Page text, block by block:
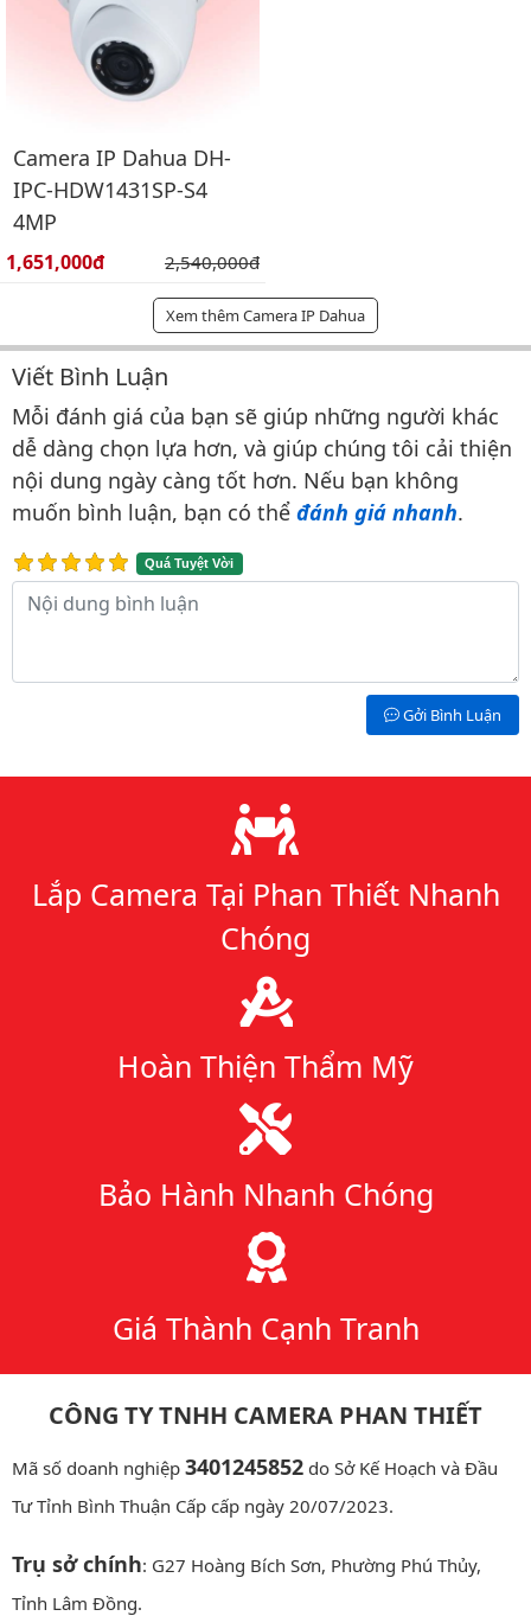
Camera IP Dahua DH-
IPC-HDW1431SP-S4
4MP
Giá bán:
1,651,000đ Giá gốc:
2,540,000đ
Xem thêm Camera IP Dahua
Bình luận & Đánh giá
Viết Bình Luận
Mỗi đánh giá của bạn sẽ giúp những người khác
dễ dàng chọn lựa hơn, và giúp chúng tôi cải thiện
nội dung ngày càng tốt hơn. Nếu bạn không
muốn bình luận, bạn có thể đánh giá nhanh.
Quá Tuyệt Vời
Nội dung bình luận
Gởi Bình Luận
Lý do chọn chúng tôi
Lắp Camera Tại Phan Thiết Nhanh
Chóng
Hoàn Thiện Thẩm Mỹ
Bảo Hành Nhanh Chóng
Giá Thành Cạnh Tranh
CÔNG TY TNHH CAMERA PHAN THIẾT
Mã số doanh nghiệp 3401245852 do Sở Kế Hoạch và Đầu
Tư Tỉnh Bình Thuận Cấp cấp ngày 20/07/2023.
Trụ sở chính: G27 Hoàng Bích Sơn, Phường Phú Thủy,
Tỉnh Lâm Đồng.